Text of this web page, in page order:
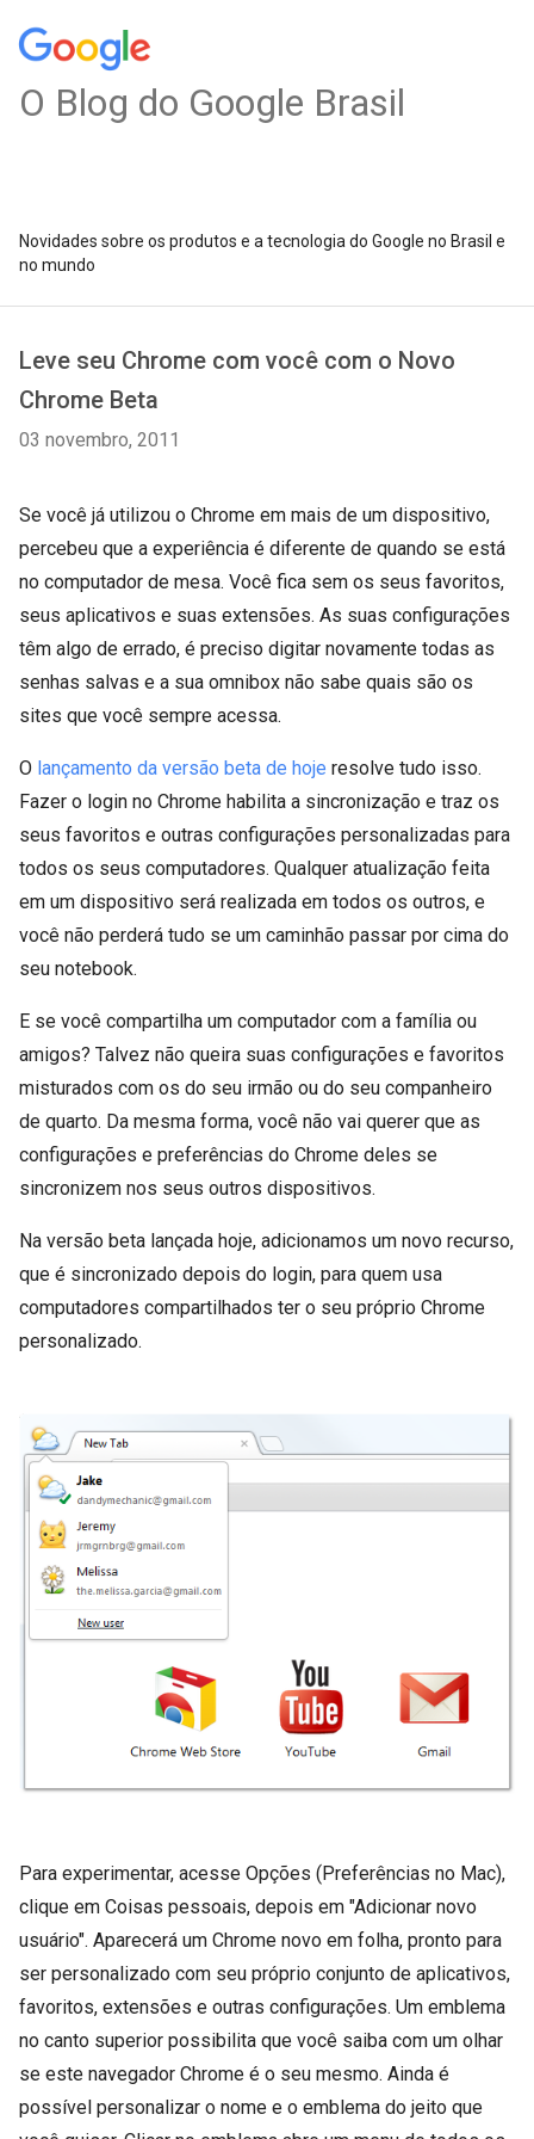
O Blog do Google Brasil
Novidades sobre os produtos e a tecnologia do Google no Brasil e
no mundo
Leve seu Chrome com você com o Novo
Chrome Beta
03 novembro, 2011
Se você já utilizou o Chrome em mais de um dispositivo,
percebeu que a experiência é diferente de quando se está
no computador de mesa. Você fica sem os seus favoritos,
seus aplicativos e suas extensões. As suas configurações
têm algo de errado, é preciso digitar novamente todas as
senhas salvas e a sua omnibox não sabe quais são os
sites que você sempre acessa.
O lançamento da versão beta de hoje resolve tudo isso.
Fazer o login no Chrome habilita a sincronização e traz os
seus favoritos e outras configurações personalizadas para
todos os seus computadores. Qualquer atualização feita
em um dispositivo será realizada em todos os outros, e
você não perderá tudo se um caminhão passar por cima do
seu notebook.
E se você compartilha um computador com a família ou
amigos? Talvez não queira suas configurações e favoritos
misturados com os do seu irmão ou do seu companheiro
de quarto. Da mesma forma, você não vai querer que as
configurações e preferências do Chrome deles se
sincronizem nos seus outros dispositivos.
Na versão beta lançada hoje, adicionamos um novo recurso,
que é sincronizado depois do login, para quem usa
computadores compartilhados ter o seu próprio Chrome
personalizado.
Para experimentar, acesse Opções (Preferências no Mac),
clique em Coisas pessoais, depois em "Adicionar novo
usuário". Aparecerá um Chrome novo em folha, pronto para
ser personalizado com seu próprio conjunto de aplicativos,
favoritos, extensões e outras configurações. Um emblema
no canto superior possibilita que você saiba com um olhar
se este navegador Chrome é o seu mesmo. Ainda é
possível personalizar o nome e o emblema do jeito que